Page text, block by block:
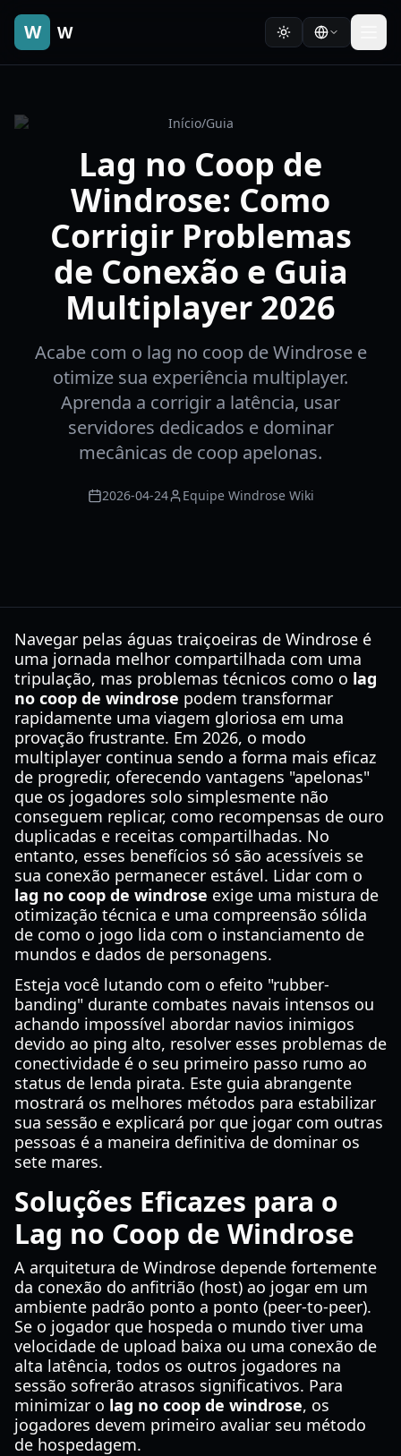
W W
Início/Guia
Lag no Coop de
Windrose: Como
Corrigir Problemas
de Conexão e Guia
Multiplayer 2026
Acabe com o lag no coop de Windrose e
otimize sua experiência multiplayer.
Aprenda a corrigir a latência, usar
servidores dedicados e dominar
mecânicas de coop apelonas.
2026-04-24 Equipe Windrose Wiki
Navegar pelas águas traiçoeiras de Windrose é
uma jornada melhor compartilhada com uma
tripulação, mas problemas técnicos como o lag
no coop de windrose podem transformar
rapidamente uma viagem gloriosa em uma
provação frustrante. Em 2026, o modo
multiplayer continua sendo a forma mais eficaz
de progredir, oferecendo vantagens "apelonas"
que os jogadores solo simplesmente não
conseguem replicar, como recompensas de ouro
duplicadas e receitas compartilhadas. No
entanto, esses benefícios só são acessíveis se
sua conexão permanecer estável. Lidar com o
lag no coop de windrose exige uma mistura de
otimização técnica e uma compreensão sólida
de como o jogo lida com o instanciamento de
mundos e dados de personagens.
Esteja você lutando com o efeito "rubber-
banding" durante combates navais intensos ou
achando impossível abordar navios inimigos
devido ao ping alto, resolver esses problemas de
conectividade é o seu primeiro passo rumo ao
status de lenda pirata. Este guia abrangente
mostrará os melhores métodos para estabilizar
sua sessão e explicará por que jogar com outras
pessoas é a maneira definitiva de dominar os
sete mares.
Soluções Eficazes para o
Lag no Coop de Windrose
A arquitetura de Windrose depende fortemente
da conexão do anfitrião (host) ao jogar em um
ambiente padrão ponto a ponto (peer-to-peer).
Se o jogador que hospeda o mundo tiver uma
velocidade de upload baixa ou uma conexão de
alta latência, todos os outros jogadores na
sessão sofrerão atrasos significativos. Para
minimizar o lag no coop de windrose, os
jogadores devem primeiro avaliar seu método
de hospedagem.